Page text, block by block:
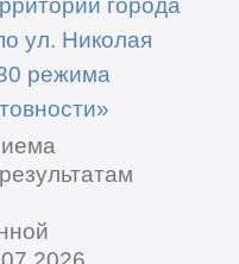
ул. Николая
режима